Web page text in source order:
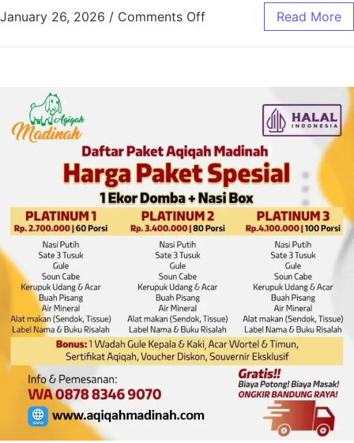
January 26, 2026 / Comments Off Read More